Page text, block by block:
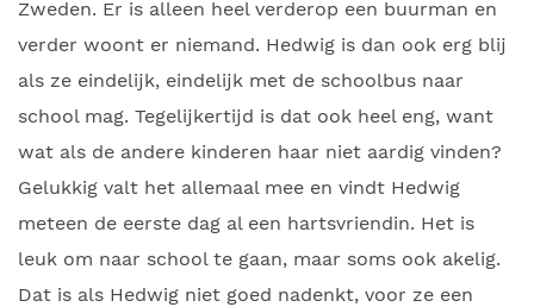
Zweden. Er is alleen heel verderop een buurman en
verder woont er niemand. Hedwig is dan ook erg blij
als ze eindelijk, eindelijk met de schoolbus naar
school mag. Tegelijkertijd is dat ook heel eng, want
wat als de andere kinderen haar niet aardig vinden?
Gelukkig valt het allemaal mee en vindt Hedwig
meteen de eerste dag al een hartsvriendin. Het is
leuk om naar school te gaan, maar soms ook akelig.
Dat is als Hedwig niet goed nadenkt, voor ze een